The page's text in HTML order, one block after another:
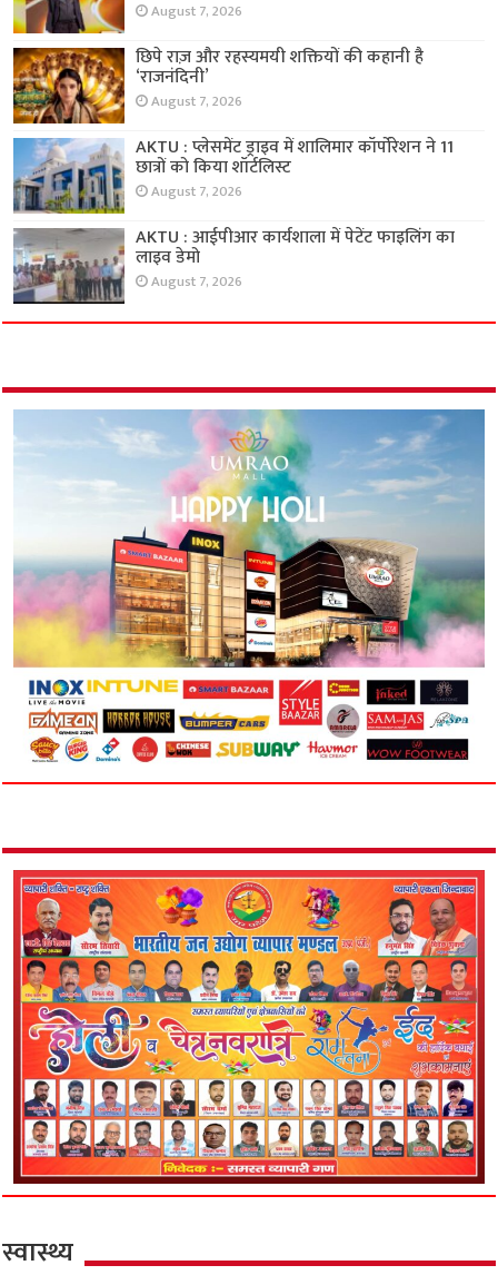
August 7, 2026
छिपे राज़ और रहस्यमयी शक्तियों की कहानी है
‘राजनंदिनी’
August 7, 2026
AKTU : प्लेसमेंट ड्राइव में शालिमार कॉर्पोरेशन ने 11
छात्रों को किया शॉर्टलिस्ट
August 7, 2026
AKTU : आईपीआर कार्यशाला में पेटेंट फाइलिंग का
लाइव डेमो
August 7, 2026
स्वास्थ्य